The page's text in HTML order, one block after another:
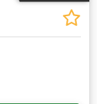
peso: aprox.
situ. Dcedpfx